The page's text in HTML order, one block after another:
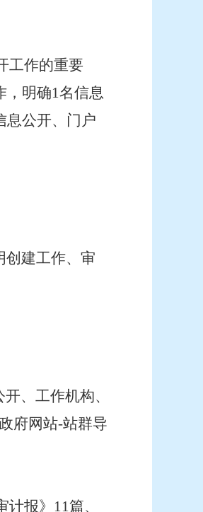
工作的重要
，明确1名信息
息公开、门户
创建工作、审
、工作机构、
府网站-站群导
报》11篇、